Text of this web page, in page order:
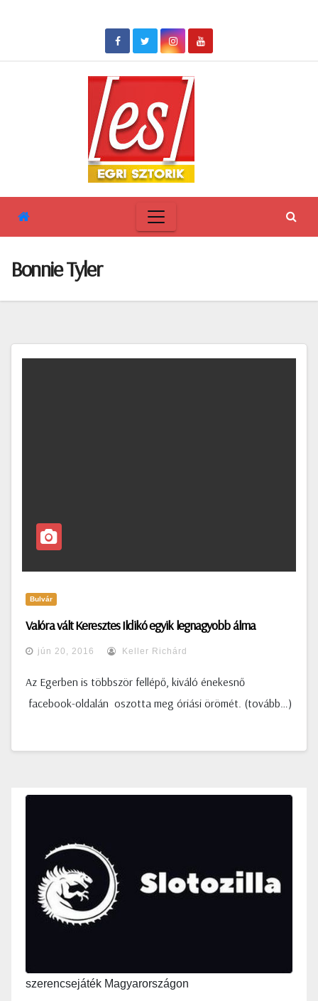
Bonnie Tyler
Bulvár
Valóra vált Keresztes Ildikó egyik legnagyobb álma
jún 20, 2016 Keller Richárd
Az Egerben is többször fellépő, kiváló énekesnő
facebook-oldalán oszotta meg óriási örömét. (tovább…)
szerencsejáték Magyarországon